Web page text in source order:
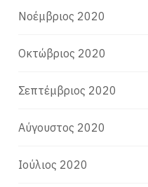
Νοέμβριος 2020
Οκτώβριος 2020
Σεπτέμβριος 2020
Αύγουστος 2020
Ιούλιος 2020